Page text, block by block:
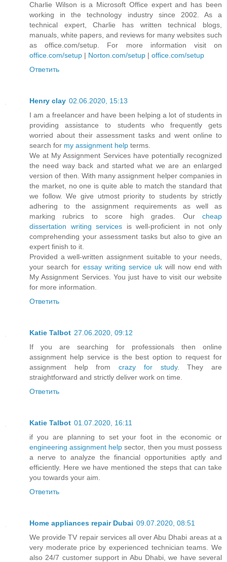
Charlie Wilson is a Microsoft Office expert and has been
working in the technology industry since 2002. As a
technical expert, Charlie has written technical blogs,
manuals, white papers, and reviews for many websites such
as office.com/setup. For more information visit on
office.com/setup | Norton.com/setup | office.com/setup
Ответить
Henry clay 02.06.2020, 15:13
I am a freelancer and have been helping a lot of students in
providing assistance to students who frequently gets
worried about their assessment tasks and went online to
search for my assignment help terms.
We at My Assignment Services have potentially recognized
the need way back and started what we are an enlarged
version of then. With many assignment helper companies in
the market, no one is quite able to match the standard that
we follow. We give utmost priority to students by strictly
adhering to the assignment requirements as well as
marking rubrics to score high grades. Our cheap
dissertation writing services is well-proficient in not only
comprehending your assessment tasks but also to give an
expert finish to it.
Provided a well-written assignment suitable to your needs,
your search for essay writing service uk will now end with
My Assignment Services. You just have to visit our website
for more information.
Ответить
Katie Talbot 27.06.2020, 09:12
If you are searching for professionals then online
assignment help service is the best option to request for
assignment help fromcrazy for study. They are
straightforward and strictly deliver work on time.
Ответить
Katie Talbot 01.07.2020, 16:11
if you are planning to set your foot in the economic or
engineering assignment help sector, then you must possess
a nerve to analyze the financial opportunities aptly and
efficiently. Here we have mentioned the steps that can take
you towards your aim.
Ответить
Home appliances repair Dubai 09.07.2020, 08:51
We provide TV repair services all over Abu Dhabi areas at a
very moderate price by experienced technician teams. We
also 24/7 customer support in Abu Dhabi, we have several